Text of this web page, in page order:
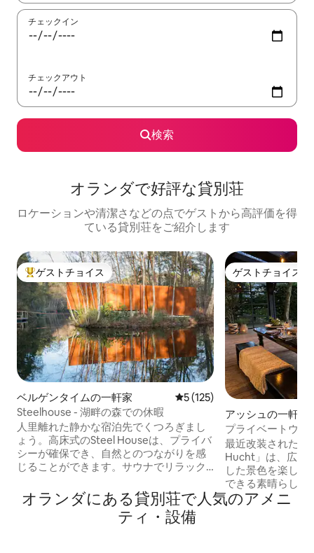
チェックイン
チェックアウト
検索
オランダで好評な貸別荘
ロケーションや清潔さなどの点でゲストから高評価を得
ている貸別荘をご紹介します
大好評のゲストチョイスです。
ゲストチョイス
ベルゲンタイムの一軒家 レビュー125件、5つ星中5つ
5 (125)
Steelhouse - 湖畔の森での休暇
人里離れた静かな宿泊先でくつろぎまし
ょう。高床式のSteel Houseは、プライバ
シーが確保でき、自然とのつながりを感
じることができます。サウナでリラック
い。水上の最も高い位置にあるリビング
エリアには、360度の薪ストーブが備わっ
ており、快適に過ごせます。ビーマーと
ゲストチョイス
ゲストチョイス
アッシュの一軒家
プライベートウェ
ゲストハウス（新
最近改装された
Hucht」は、広い
した景色を楽し
できる素晴らしい
するためのプライ
ります。立地によ
オランダにある貸別荘で人気のアメニ
ティ・設備